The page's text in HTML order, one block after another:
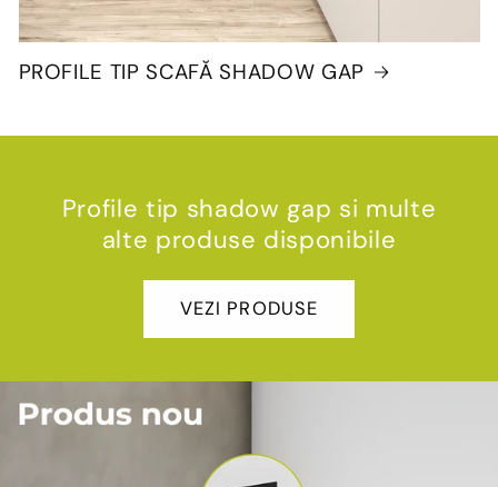
PROFILE TIP SCAFĂ SHADOW GAP
Profile tip shadow gap si multe
alte produse disponibile
VEZI PRODUSE